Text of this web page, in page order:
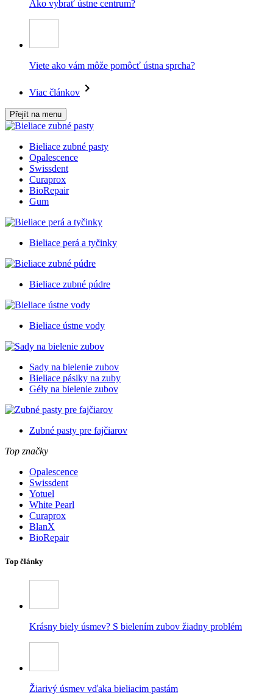
Ako vybrať ústne centrum?
Viete ako vám môže pomôcť ústna sprcha?
Viac článkov
Přejít na menu
Bieliace zubné pasty
Opalescence
Swissdent
Curaprox
BioRepair
Gum
Bieliace perá a tyčinky
Bieliace zubné púdre
Bieliace ústne vody
Sady na bielenie zubov
Bieliace pásiky na zuby
Gély na bielenie zubov
Zubné pasty pre fajčiarov
Top značky
Opalescence
Swissdent
Yotuel
White Pearl
Curaprox
BlanX
BioRepair
Top články
Krásny biely úsmev? S bielením zubov žiadny problém
Žiarivý úsmev vďaka bieliacim pastám